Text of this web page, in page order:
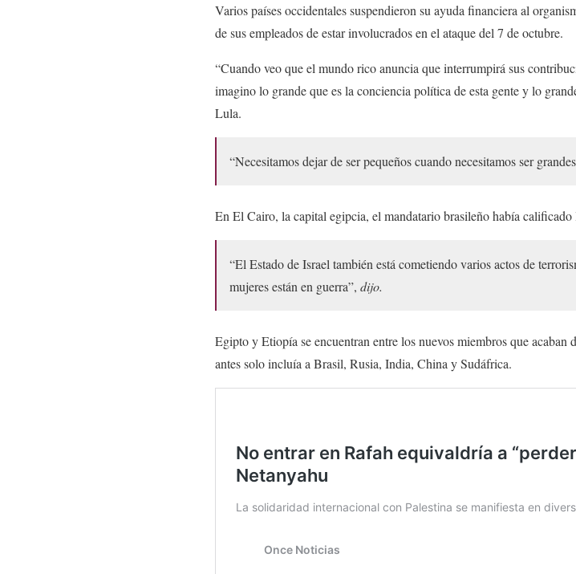
Varios países occidentales suspendieron su ayuda financiera al
de sus empleados de estar involucrados en el ataque del 7 de octubre.
“Cuando veo que el mundo rico anuncia que interrumpirá sus
imagino lo grande que es la conciencia política de esta gente y lo
Lula.
“Necesitamos dejar de ser pequeños cuando necesitamos ser
En El Cairo, la capital egipcia, el mandatario brasileño había
“El Estado de Israel también está cometiendo varios actos de
mujeres están en guerra”, dijo.
Egipto y Etiopía se encuentran entre los nuevos miembros que acaban
antes solo incluía a Brasil, Rusia, India, China y Sudáfrica.